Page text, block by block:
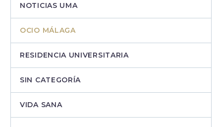
NOTICIAS UMA
OCIO MÁLAGA
RESIDENCIA UNIVERSITARIA
SIN CATEGORÍA
VIDA SANA